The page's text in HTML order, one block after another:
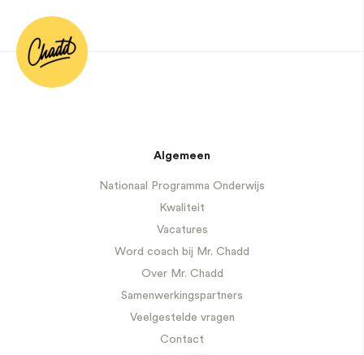
Algemeen
Nationaal Programma Onderwijs
Kwaliteit
Vacatures
Word coach bij Mr. Chadd
Over Mr. Chadd
Samenwerkingspartners
Veelgestelde vragen
Contact